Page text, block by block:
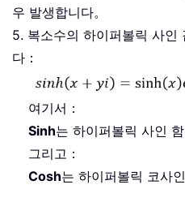
우 발생합니다。
5. 복소수의 하이퍼볼릭 사인
다：
여기서：
Sinh는 하이퍼볼릭 사인 함
그리고：
Cosh는 하이퍼볼릭 코사